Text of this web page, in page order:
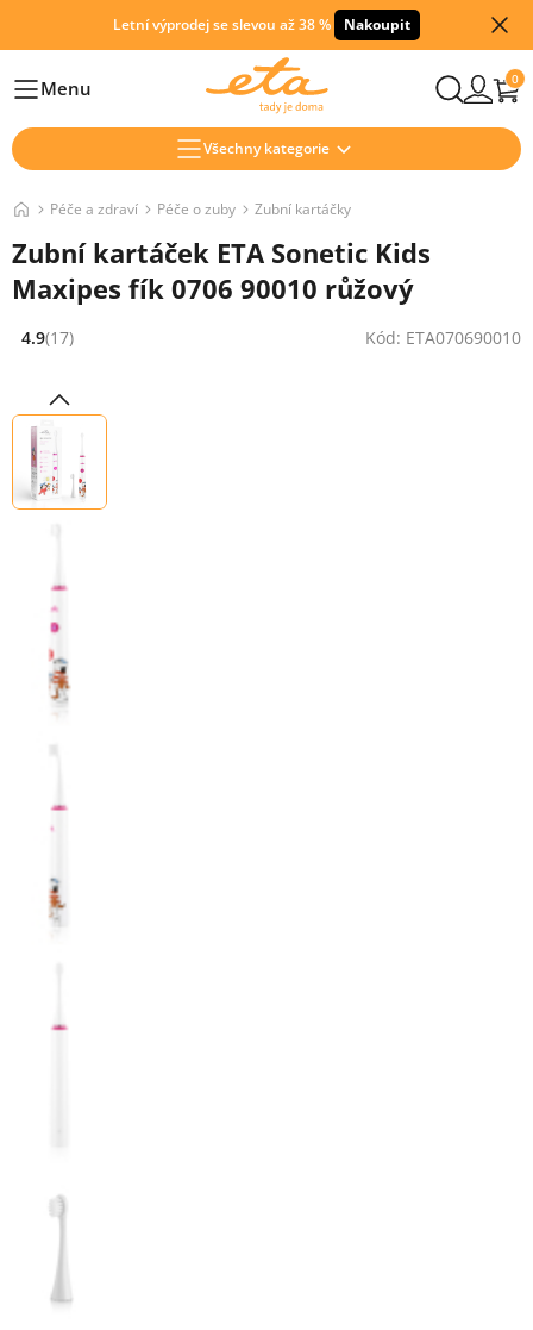
Letní výprodej se slevou až 38 % Nakoupit
HlavníMenu 0
Všechny kategorie
Péče a zdraví Péče o zuby Zubní kartáčky
Zubní kartáček ETA Sonetic Kids
Maxipes fík 0706 90010 růžový
Hodnocení: 4.9 z 5 (17 recenzí)
4.9(17) Kód: ETA070690010